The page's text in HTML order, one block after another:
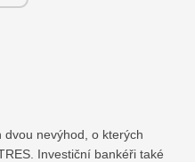
nevýhod, o kterých
Investiční bankéři také